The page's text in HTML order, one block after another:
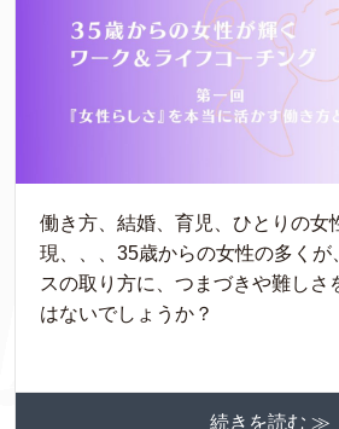
働き方、結婚、育児、ひとりの女
現、、、35歳からの女性の多くが
スの取り方に、つまづきや難しさ
はないでしょうか？
続きを読む ≫